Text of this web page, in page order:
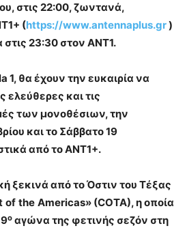
στις 22:00, ζωντανά,
(https://www.antennaplus.gr)
στις 23:30 στον ΑΝΤ1.
1, θα έχουν την ευκαιρία να
ελεύθερες και τις
των μονοθέσιων, την
και το Σάββατο 19
από το ΑΝΤ1+.
ξεκινά από το Όστιν του Τέξας
of the Americas» (COTA), η οποία
ο αγώνα της φετινής σεζόν στη